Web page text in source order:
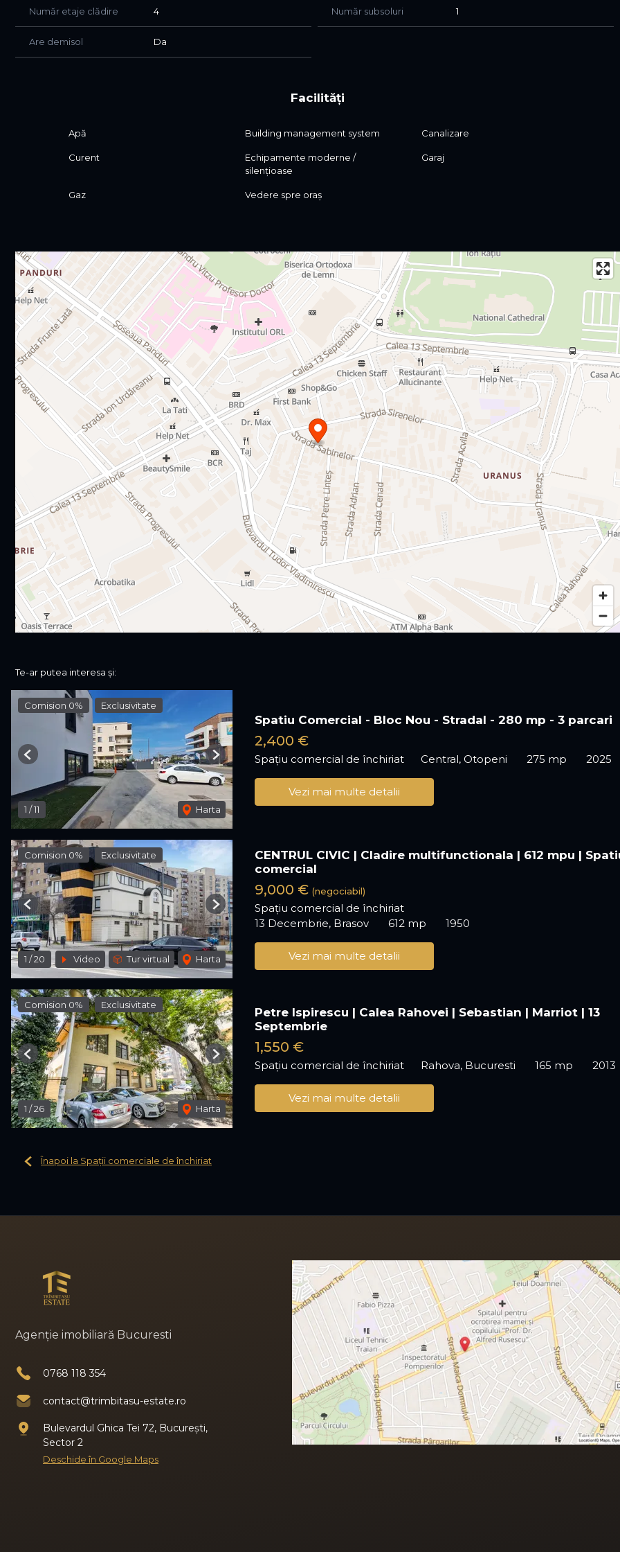
Număr etaje clădire 4 Număr subsoluri 1
Are demisol Da
Facilități
Apă Building management system Canalizare
Curent
Echipamente moderne /
silențioase
Garaj
Gaz Vedere spre oraș
Te-ar putea interesa și:
Comision 0% Exclusivitate
1 /11 Harta
Previous Next
Spatiu Comercial - Bloc Nou - Stradal - 280 mp - 3 parcari
2,400 €
Spațiu comercial de închiriat Central, Otopeni 275 mp 2025
Vezi mai multe detalii
Comision 0% Exclusivitate
1 /20 Video Tur virtual Harta
Previous Next
CENTRUL CIVIC | Cladire multifunctionala | 612 mpu |
comercial
9,000 € (negociabil)
Spațiu comercial de închiriat
13 Decembrie, Brasov
612 mp 1950
Vezi mai multe detalii
Comision 0% Exclusivitate
1 /26 Harta
Previous Next
Petre Ispirescu | Calea Rahovei | Sebastian | Marriot | 13
Septembrie
1,550 €
Spațiu comercial de închiriat Rahova, Bucuresti 165 mp 2013
Vezi mai multe detalii
Înapoi la Spații comerciale de închiriat
Agenție imobiliară Bucuresti
0768 118 354
contact@trimbitasu-estate.ro
Bulevardul Ghica Tei 72, București,
Sector 2
Deschide în Google Maps